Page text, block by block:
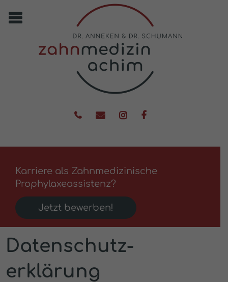
Karriere als Zahnmedizinische
Prophylaxeassistenz?
Jetzt bewerben!
Datenschutz­
erklärung